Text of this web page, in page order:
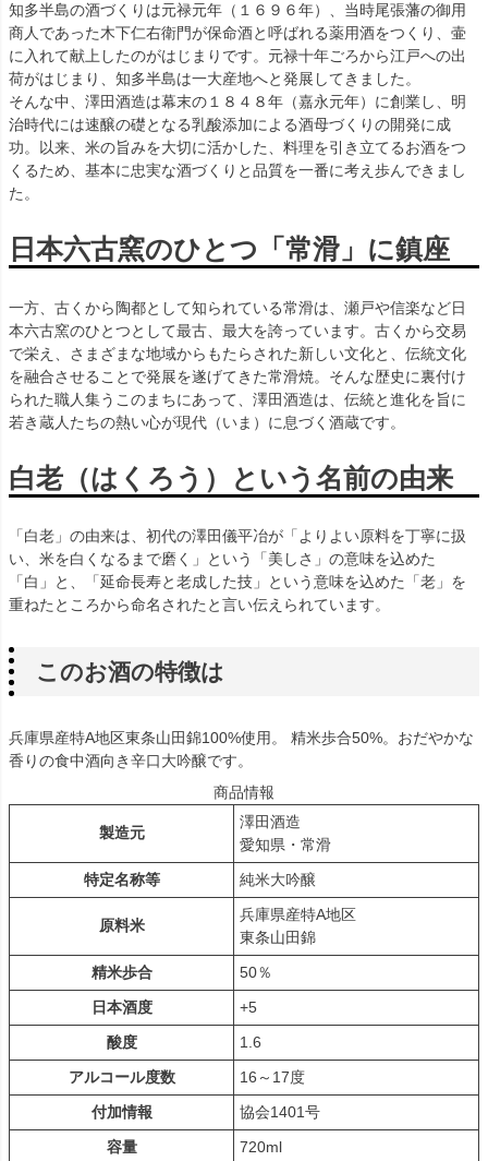
知多半島の酒づくりは元禄元年（１６９６年）、当時尾張藩の御用
商人であった木下仁右衛門が保命酒と呼ばれる薬用酒をつくり、壷
に入れて献上したのがはじまりです。元禄十年ごろから江戸への出
荷がはじまり、知多半島は一大産地へと発展してきました。
そんな中、澤田酒造は幕末の１８４８年（嘉永元年）に創業し、明
治時代には速醸の礎となる乳酸添加による酒母づくりの開発に成
功。以来、米の旨みを大切に活かした、料理を引き立てるお酒をつ
くるため、基本に忠実な酒づくりと品質を一番に考え歩んできまし
た。
日本六古窯のひとつ「常滑」に鎮座
一方、古くから陶都として知られている常滑は、瀬戸や信楽など日
本六古窯のひとつとして最古、最大を誇っています。古くから交易
で栄え、さまざまな地域からもたらされた新しい文化と、伝統文化
を融合させることで発展を遂げてきた常滑焼。そんな歴史に裏付け
られた職人集うこのまちにあって、澤田酒造は、伝統と進化を旨に
若き蔵人たちの熱い心が現代（いま）に息づく酒蔵です。
白老（はくろう）という名前の由来
「白老」の由来は、初代の澤田儀平冶が「よりよい原料を丁寧に扱
い、米を白くなるまで磨く」という「美しさ」の意味を込めた
「白」と、「延命長寿と老成した技」という意味を込めた「老」を
重ねたところから命名されたと言い伝えられています。
このお酒の特徴は
兵庫県産特A地区東条山田錦100%使用。 精米歩合50%。おだやかな
香りの食中酒向き辛口大吟醸です。
商品情報
製造元
澤田酒造
愛知県・常滑
特定名称等
純米大吟醸
原料米
兵庫県産特A地区
東条山田錦
精米歩合
50％
日本酒度
+5
酸度
1.6
アルコール度数
16～17度
付加情報
協会1401号
容量
720ml